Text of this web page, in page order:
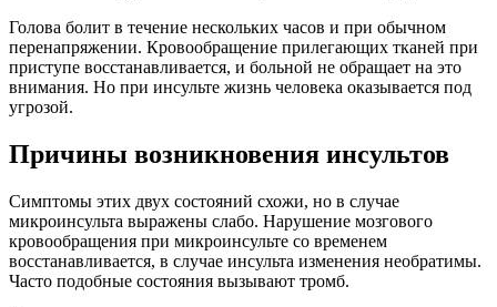
Голова болит в течение нескольких часов и при обычном
перенапряжении. Кровообращение прилегающих тканей при
приступе восстанавливается, и больной не обращает на это
внимания. Но при инсульте жизнь человека оказывается под
угрозой.
Причины возникновения инсультов
Симптомы этих двух состояний схожи, но в случае
микроинсульта выражены слабо. Нарушение мозгового
кровообращения при микроинсульте со временем
восстанавливается, в случае инсульта изменения необратимы.
Часто подобные состояния вызывают тромб.